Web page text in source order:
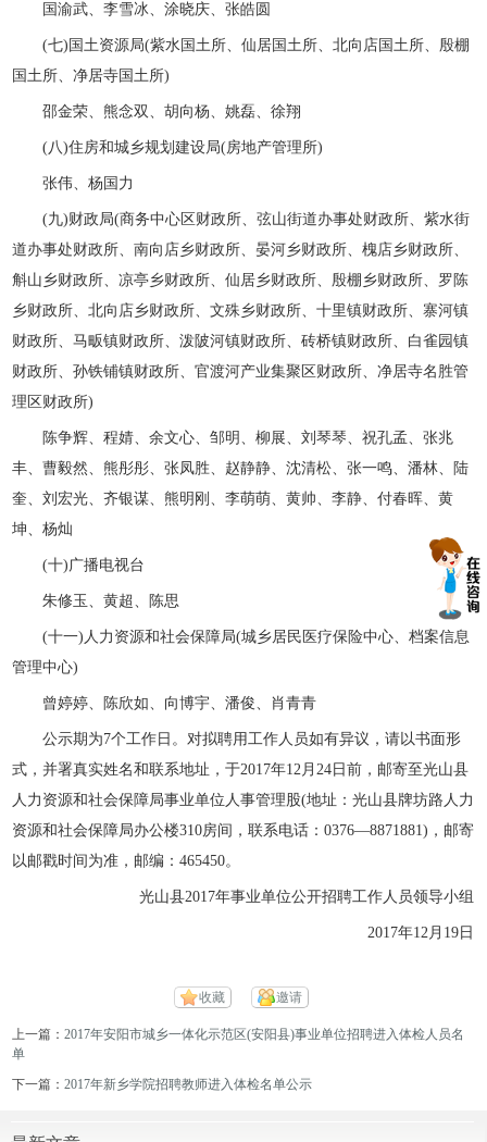
国渝武、李雪冰、涂晓庆、张皓圆
(七)国土资源局(紫水国土所、仙居国土所、北向店国土所、殷棚
国土所、净居寺国土所)
邵金荣、熊念双、胡向杨、姚磊、徐翔
(八)住房和城乡规划建设局(房地产管理所)
张伟、杨国力
(九)财政局(商务中心区财政所、弦山街道办事处财政所、紫水街
道办事处财政所、南向店乡财政所、晏河乡财政所、槐店乡财政所、
斛山乡财政所、凉亭乡财政所、仙居乡财政所、殷棚乡财政所、罗陈
乡财政所、北向店乡财政所、文殊乡财政所、十里镇财政所、寨河镇
财政所、马畈镇财政所、泼陂河镇财政所、砖桥镇财政所、白雀园镇
财政所、孙铁铺镇财政所、官渡河产业集聚区财政所、净居寺名胜管
理区财政所)
陈争辉、程婧、余文心、邹明、柳展、刘琴琴、祝孔孟、张兆
丰、曹毅然、熊彤彤、张凤胜、赵静静、沈清松、张一鸣、潘林、陆
奎、刘宏光、齐银谋、熊明刚、李萌萌、黄帅、李静、付春晖、黄
坤、杨灿
(十)广播电视台
朱修玉、黄超、陈思
(十一)人力资源和社会保障局(城乡居民医疗保险中心、档案信息
管理中心)
曾婷婷、陈欣如、向博宇、潘俊、肖青青
公示期为7个工作日。对拟聘用工作人员如有异议，请以书面形
式，并署真实姓名和联系地址，于2017年12月24日前，邮寄至光山县
人力资源和社会保障局事业单位人事管理股(地址：光山县牌坊路人力
资源和社会保障局办公楼310房间，联系电话：0376—8871881)，邮寄
以邮戳时间为准，邮编：465450。
光山县2017年事业单位公开招聘工作人员领导小组
2017年12月19日
收藏 邀请
上一篇：2017年安阳市城乡一体化示范区(安阳县)事业单位招聘进入体检人员名
单
下一篇：2017年新乡学院招聘教师进入体检名单公示